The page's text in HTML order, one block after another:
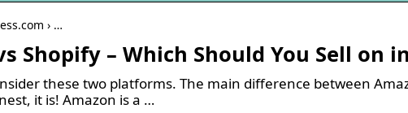
› …
Shopify – Which Should You Sell on
these two platforms. The main difference between
it is! Amazon is a …